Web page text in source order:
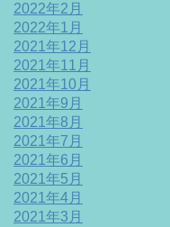
2022年2月
2022年1月
2021年12月
2021年11月
2021年10月
2021年9月
2021年8月
2021年7月
2021年6月
2021年5月
2021年4月
2021年3月